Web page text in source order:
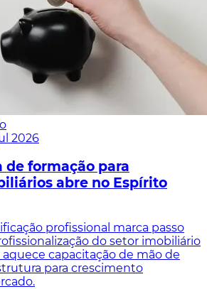
2026
de formação para
abre no Espírito
profissional marca passo
do setor imobiliário
capacitação de mão de
para crescimento